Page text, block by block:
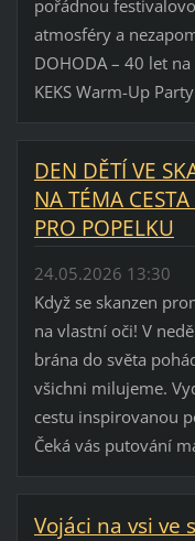
pořádnou
atmosféry a
DOHODA – 40 let na
KEKS Warm-Up
DEN DĚTÍ VE
NA TÉMA
PRO POPELKU
24.05.2026 13:30
Když se skanzen
na vlastní oči! V
brána do světa
všichni milujeme.
cestu inspirovanou
Čeká vás putování
Vojáci na vsi ve